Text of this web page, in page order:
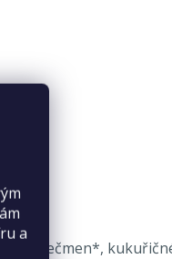
a
ječmen*,